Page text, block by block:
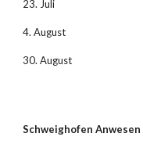
23. Juli
4. August
30. August
Schweighofen